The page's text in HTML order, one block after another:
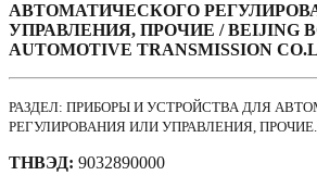
АВТОМАТИЧЕСКОГО
УПРАВЛЕНИЯ, ПРОЧИЕ / BEIJING
AUTOMOTIVE TRANSMISSION
РАЗДЕЛ: ПРИБОРЫ И УСТРОЙСТВА ДЛЯ
РЕГУЛИРОВАНИЯ ИЛИ УПРАВЛЕНИЯ, ПРОЧИЕ...
ТНВЭД: 9032890000